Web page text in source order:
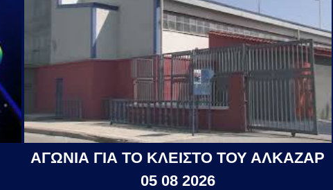
ΑΓΩΝΙΑ ΓΙΑ ΤΟ ΚΛΕΙΣΤΟ ΤΟΥ ΑΛΚΑΖΑΡ
05 08 2026